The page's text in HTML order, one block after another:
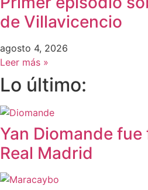
de Villavicencio
agosto 4, 2026
Leer más »
Lo último:
Yan Diomande
Real Madrid